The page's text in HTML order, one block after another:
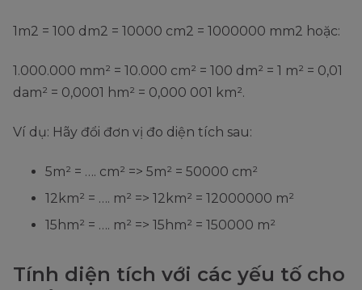
1m2 = 100 dm2 = 10000 cm2 = 1000000 mm2 hoặc:
1.000.000 mm² = 10.000 cm² = 100 dm² = 1 m² = 0,01
dam² = 0,0001 hm² = 0,000 001 km².
Ví dụ: Hãy đổi đơn vị đo diện tích sau:
5m² = …. cm² => 5m² = 50000 cm²
12km² = …. m² => 12km² = 12000000 m²
15hm² = …. m² => 15hm² = 150000 m²
Tính diện tích với các yếu tố cho